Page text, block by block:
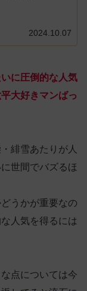
2024.10.07
に圧倒的な人気
大好きマンばっ
緋雪あたりが人
世間でバズるほ
うかが重要なの
人気を得るには
点については今